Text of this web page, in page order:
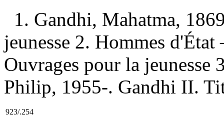
1. Gandhi, Mahatma,
jeunesse 2. Hommes
Ouvrages pour la
Philip, 1955-. Gandhi II.
923/.254